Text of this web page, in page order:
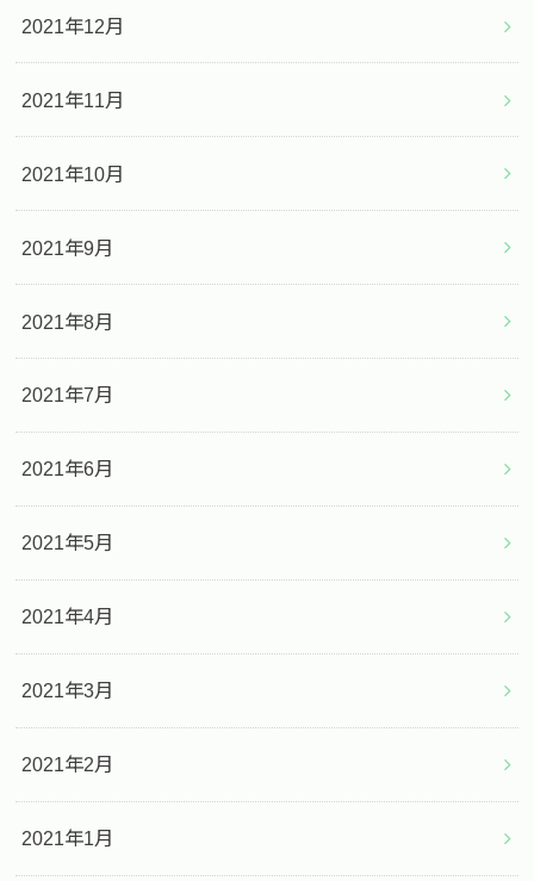
2021年12月
2021年11月
2021年10月
2021年9月
2021年8月
2021年7月
2021年6月
2021年5月
2021年4月
2021年3月
2021年2月
2021年1月